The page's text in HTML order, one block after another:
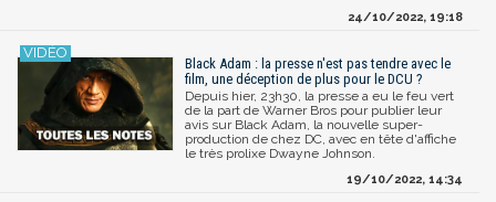
24/10/2022, 19:18
Black Adam : la presse n'est pas tendre avec le
film, une déception de plus pour le DCU ?
Depuis hier, 23h30, la presse a eu le feu vert
de la part de Warner Bros pour publier leur
avis sur Black Adam, la nouvelle super-
production de chez DC, avec en tête d'affiche
le très prolixe Dwayne Johnson.
19/10/2022, 14:34